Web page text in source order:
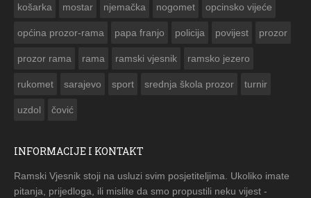
košarka mostar njemačka nogomet opcinsko vijeće
općina prozor-rama papa franjo policija povijest prozor
prozor rama rama ramski vjesnik ramsko jezero
rukomet sarajevo sport srednja škola prozor turnir
uzdol čović
INFORMACIJE I KONTAKT
Ramski Vjesnik stoji na usluzi svim posjetiteljima. Ukoliko imate
pitanja, prijedloga, ili mislite da smo propustili neku vijest -